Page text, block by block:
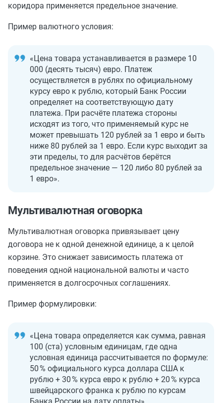
коридора применяется предельное значение.
Пример валютного условия:
«Цена товара устанавливается в размере 10
000 (десять тысяч) евро. Платеж
осуществляется в рублях по официальному
курсу евро к рублю, который Банк России
определяет на соответствующую дату
платежа. При расчёте платежа стороны
исходят из того, что применяемый курс не
может превышать 120 рублей за 1 евро и быть
ниже 80 рублей за 1 евро. Если курс выходит за
эти пределы, то для расчётов берётся
предельное значение — 120 либо 80 рублей за
1 евро».
Мультивалютная оговорка
Мультивалютная оговорка привязывает цену
договора не к одной денежной единице, а к целой
корзине. Это снижает зависимость платежа от
поведения одной национальной валюты и часто
применяется в долгосрочных соглашениях.
Пример формулировки:
«Цена товара определяется как сумма, равная
100 (ста) условным единицам, где одна
условная единица рассчитывается по формуле:
50 % официального курса доллара США к
рублю + 30 % курса евро к рублю + 20 % курса
швейцарского франка к рублю по курсам